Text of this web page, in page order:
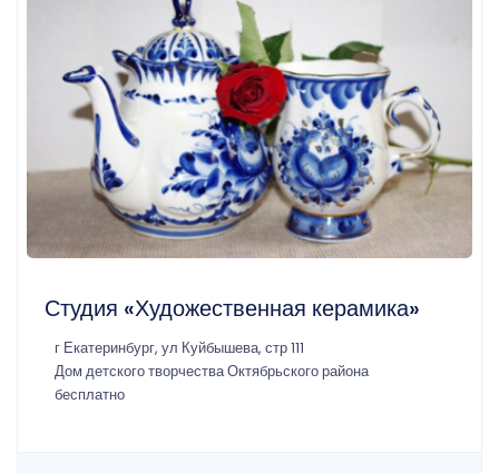
Студия «Художественная керамика»
г Екатеринбург, ул Куйбышева, стр 111
Дом детского творчества Октябрьского района
бесплатно